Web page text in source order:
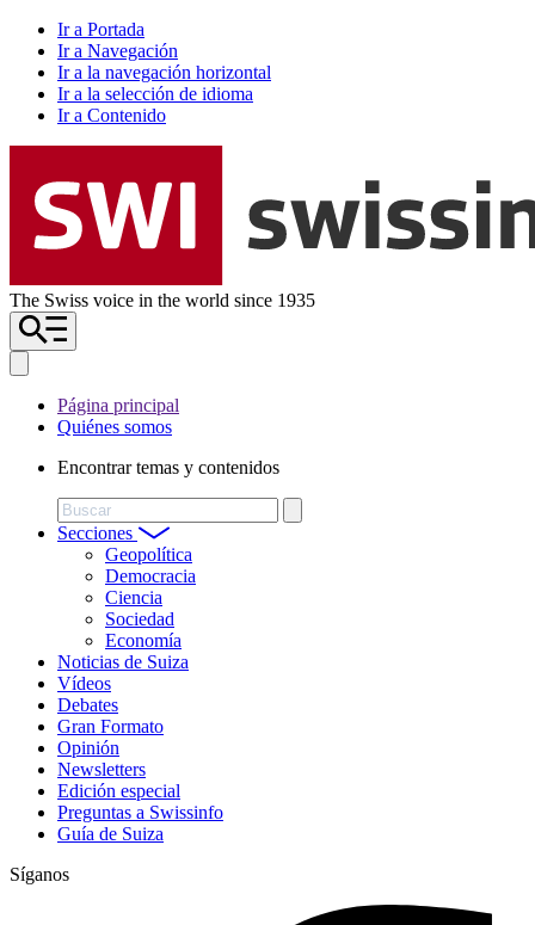
Ir a Portada
Ir a Navegación
Ir a la navegación horizontal
Ir a la selección de idioma
Ir a Contenido
The Swiss voice in the world since 1935
Página principal
Quiénes somos
Encontrar temas y contenidos
Buscar
Secciones
Geopolítica
Democracia
Ciencia
Sociedad
Economía
Noticias de Suiza
Vídeos
Debates
Gran Formato
Opinión
Newsletters
Edición especial
Preguntas a Swissinfo
Guía de Suiza
Síganos